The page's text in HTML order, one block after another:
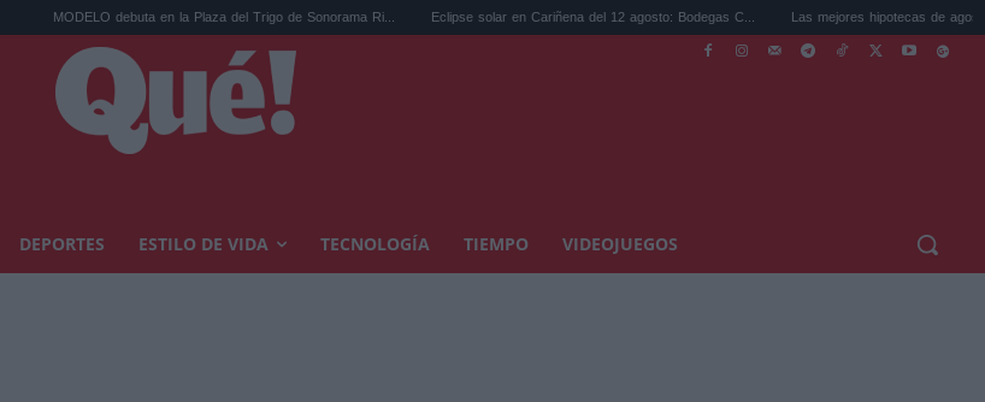
MODELO debuta en la Plaza del Trigo de Sonorama Ri... Eclipse solar en Cariñena del 12 agosto: Bodegas C... Las mejores hipotecas de agosto: el TAE
DEPORTES ESTILO DE VIDA TECNOLOGÍA TIEMPO VIDEOJUEGOS